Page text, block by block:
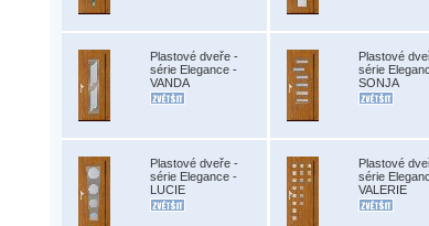
Plastové dveře -
série Elegance -
VANDA
Plastové
série
SONJA
Plastové dveře -
série Elegance -
LUCIE
Plastové
série
VALERIE